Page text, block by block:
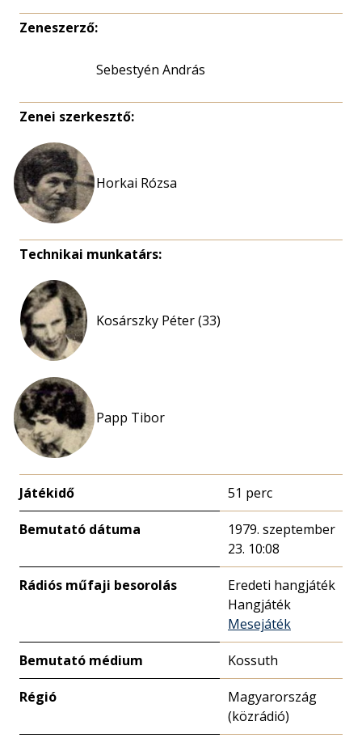
Zeneszerző:
Sebestyén András
Zenei szerkesztő:
Horkai Rózsa
Technikai munkatárs:
Kosárszky Péter (33)
Papp Tibor
Játékidő 51 perc
Bemutató dátuma
1979. szeptember
23. 10:08
Rádiós műfaji besorolás
Eredeti hangjáték
Hangjáték
Mesejáték
Bemutató médium Kossuth
Régió
Magyarország
(közrádió)